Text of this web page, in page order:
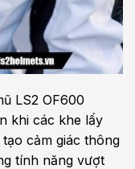
LS2 OF600
khi các khe lấy
cảm giác thông
tính năng vượt